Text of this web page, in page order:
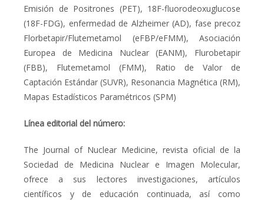
Emisión de Positrones (PET), 18F-fluorodeoxuglucose
(18F-FDG), enfermedad de Alzheimer (AD), fase precoz
Florbetapir/Flutemetamol (eFBP/eFMM), Asociación
Europea de Medicina Nuclear (EANM), Flurobetapir
(FBB), Flutemetamol (FMM), Ratio de Valor de
Captación Estándar (SUVR), Resonancia Magnética (RM),
Mapas Estadísticos Paramétricos (SPM)
Línea editorial del número:
The Journal of Nuclear Medicine, revista oficial de la
Sociedad de Medicina Nuclear e Imagen Molecular,
ofrece a sus lectores investigaciones, artículos
científicos y de educación continuada, así como